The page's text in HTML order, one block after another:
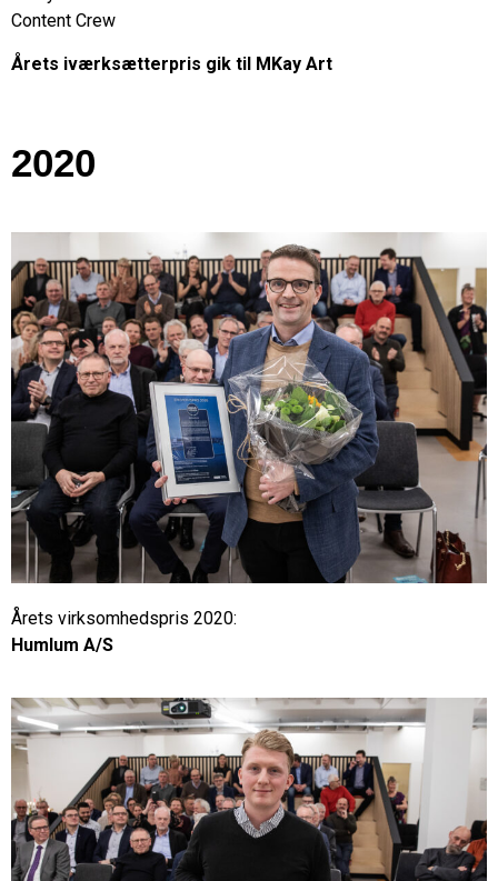
Content Crew
Årets iværksætterpris gik til MKay Art
2020
Årets virksomhedspris 2020:
Humlum A/S